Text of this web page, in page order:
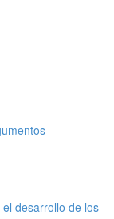
desarrollo de los